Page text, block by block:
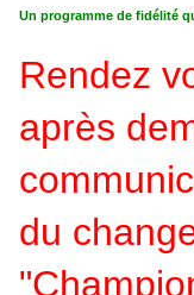
Un programme de fidélité
Rendez
après
du